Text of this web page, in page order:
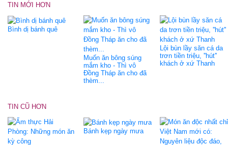
TIN MỚI HƠN
Bình dị bánh quê
Muốn ăn bông súng
mắm kho - Thì vô
Đồng Tháp ăn cho đã
thèm...
Lội bùn lầy săn cá da
trơn tiền triệu, ''hút''
khách ở xứ Thanh
TIN CŨ HƠN
Bánh kẹp ngày mưa